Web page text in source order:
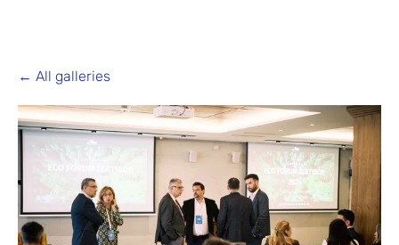
All galleries